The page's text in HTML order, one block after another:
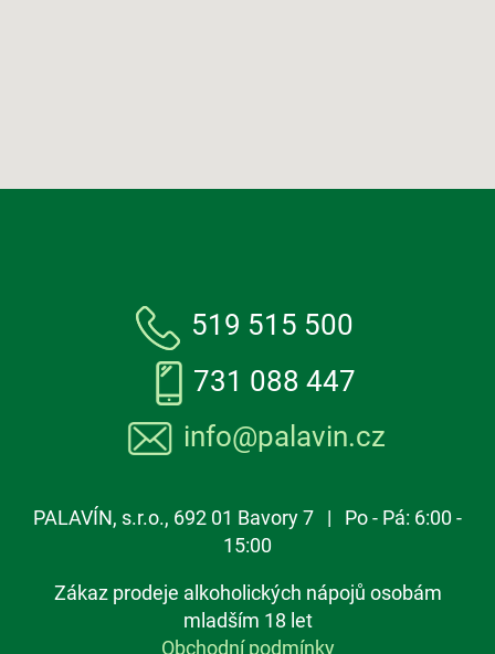
519 515 500
731 088 447
info@palavin.cz
PALAVÍN, s.r.o., 692 01 Bavory 7 | Po - Pá: 6:00 -
15:00
Zákaz prodeje alkoholických nápojů osobám
mladším 18 let
Obchodní podmínky